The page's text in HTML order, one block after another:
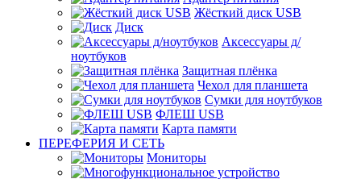
Жёсткий диск USB
Диск
Аксессуары д/
ноутбуков
Защитная плёнка
Чехол для планшета
Сумки для ноутбуков
ФЛЕШ USB
Карта памяти
ПЕРЕФЕРИЯ И СЕТЬ
Мониторы